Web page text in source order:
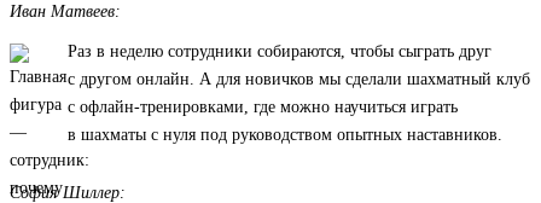
Иван Матвеев:
Раз в неделю сотрудники собираются, чтобы сыграть друг
с другом онлайн. А для новичков мы сделали шахматный клуб
с офлайн-тренировками, где можно научиться играть
в шахматы с нуля под руководством опытных наставников.
София Шиллер: